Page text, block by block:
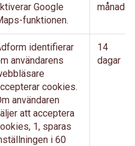
Google
funktionen.
månader
identifierar
användarens
cookies.
användaren
att acceptera
1, sparas
i 60
14
dagar